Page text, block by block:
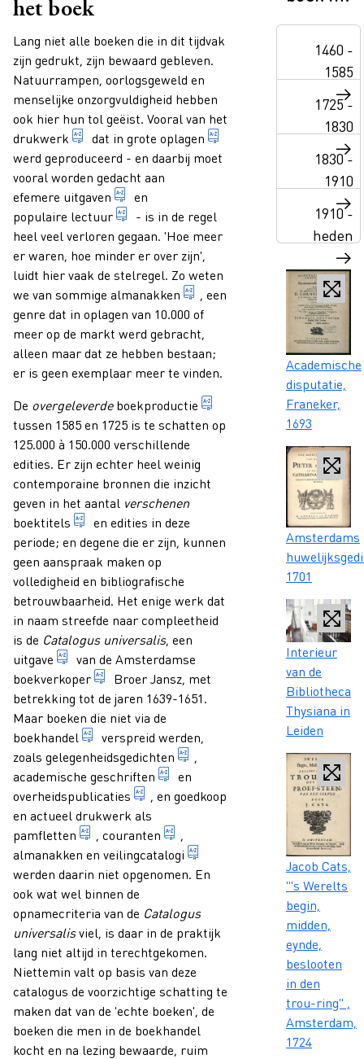
het boek
Paragraphs
Lang niet alle boeken die in dit tijdvak
zijn gedrukt, zijn bewaard gebleven.
Natuurrampen, oorlogsgeweld en
menselijke onzorgvuldigheid hebben
ook hier hun tol geëist. Vooral van het
drukwerk
documenten waarin tekst en/of afbeelingen
dat in grote oplagen
deel van een druk dat
werd geproduceerd - en daarbij moet
vooral worden gedacht aan
efemere uitgaven
drukwerk waarvan de inhoud van
en
populaire lectuur
boeken die door veel mensen worden
- is in de regel
heel veel verloren gegaan. 'Hoe meer
er waren, hoe minder er over zijn',
luidt hier vaak de stelregel. Zo weten
we van sommige almanakken jaarlijkse publicatie,
, een
genre dat in oplagen van 10.000 of
meer op de markt werd gebracht,
alleen maar dat ze hebben bestaan;
er is geen exemplaar meer te vinden.
De overgeleverde boekproductie
1. het vervaardigen van
tussen 1585 en 1725 is te schatten op
125.000 à 150.000 verschillende
edities. Er zijn echter heel weinig
contemporaine bronnen die inzicht
geven in het aantal verschenen
boektitels
titel van een boek.
en edities in deze
periode; en degene die er zijn, kunnen
geen aanspraak maken op
volledigheid en bibliografische
betrouwbaarheid. Het enige werk dat
in naam streefde naar compleetheid
is de Catalogus universalis, een
uitgave
1. aanduiding van elke presentatievorm van een
van de Amsterdamse
boekverkoper
iemand wiens beroep het is boeken te
Broer Jansz, met
betrekking tot de jaren 1639-1651.
Maar boeken die niet via de
boekhandel
economische bedrijvigheid van het
verspreid werden,
zoals gelegenheidsgedichten gedicht ter ere van een
,
academische geschriften
wetenschappelijke
en
overheidspublicaties
publicaties die uitgegeven worden
, en goedkoop
en actueel drukwerk als
pamfletten
geschrift van geringe omvang, meestal
, couranten dagelijks of meermalen per
,
almanakken en veilingcatalogi
catalogus van publicaties
werden daarin niet opgenomen. En
ook wat wel binnen de
opnamecriteria van de Catalogus
universalisviel, is daar in de praktijk
lang niet altijd in terechtgekomen.
Niettemin valt op basis van deze
catalogus de voorzichtige schatting te
maken dat van de 'echte boeken', de
boeken die men in de boekhandel
kocht en na lezing bewaarde, ruim
1460 -
1585
1725 -
1830
1830 -
1910
1910 -
heden
Caption
Academische
disputatie,
Franeker,
1693
Caption
Amsterdams
1701
Caption
Interieur
van de
Bibliotheca
Thysiana in
Leiden
Caption
Jacob Cats,
"'s Werelts
begin,
midden,
eynde,
beslooten
in den
trou-ring" ,
Amsterdam,
1724